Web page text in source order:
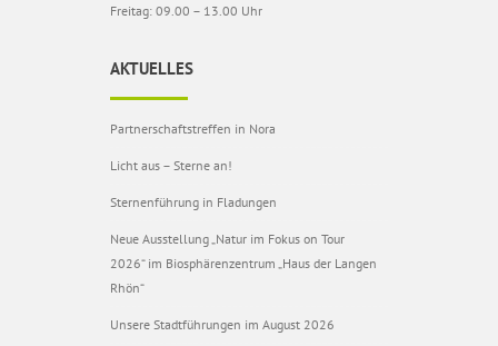
Freitag: 09.00 – 13.00 Uhr
AKTUELLES
Partnerschaftstreffen in Nora
Licht aus – Sterne an!
Sternenführung in Fladungen
Neue Ausstellung „Natur im Fokus on Tour
2026“ im Biosphärenzentrum „Haus der Langen
Rhön“
Unsere Stadtführungen im August 2026